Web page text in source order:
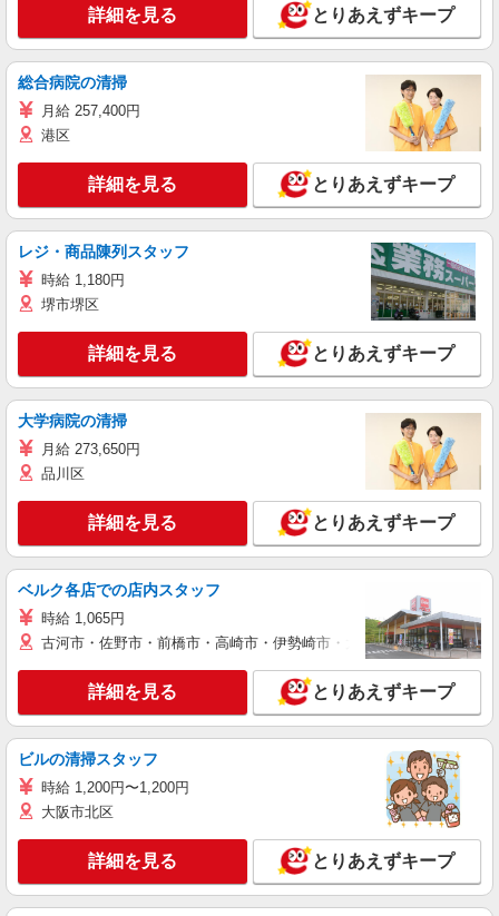
詳細を見る とりあえずキープ
総合病院の清掃
月給 257,400円
港区
詳細を見る とりあえずキープ
レジ・商品陳列スタッフ
時給 1,180円
堺市堺区
詳細を見る とりあえずキープ
大学病院の清掃
月給 273,650円
品川区
詳細を見る とりあえずキープ
ベルク各店での店内スタッフ
時給 1,065円
古河市・佐野市・前橋市・高崎市・伊勢崎市・太田市・館林市・藤
詳細を見る とりあえずキープ
ビルの清掃スタッフ
時給 1,200円〜1,200円
大阪市北区
詳細を見る とりあえずキープ